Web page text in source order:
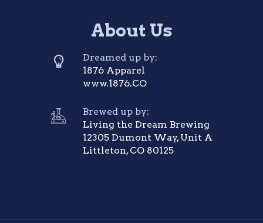
About Us
Dreamed up by:
1876 Apparel
www.1876.CO
Brewed up by:
Living the Dream Brewing
12305 Dumont Way, Unit A
Littleton, CO 80125